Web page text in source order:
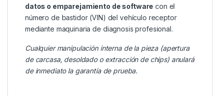
datos o emparejamiento de software con el
número de bastidor (VIN) del vehículo receptor
mediante maquinaria de diagnosis profesional.
Cualquier manipulación interna de la pieza (apertura
de carcasa, desoldado o extracción de chips) anulará
de inmediato la garantía de prueba.